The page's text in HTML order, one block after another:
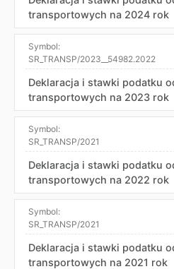
transportowych na 2024 rok
Symbol:
SR_TRANSP/2023__54982.2022
Deklaracja i stawki podatku
transportowych na 2023 rok
Symbol:
SR_TRANSP/2021
Deklaracja i stawki podatku
transportowych na 2022 rok
Symbol:
SR_TRANSP/2021
Deklaracja i stawki podatku
transportowych na 2021 rok